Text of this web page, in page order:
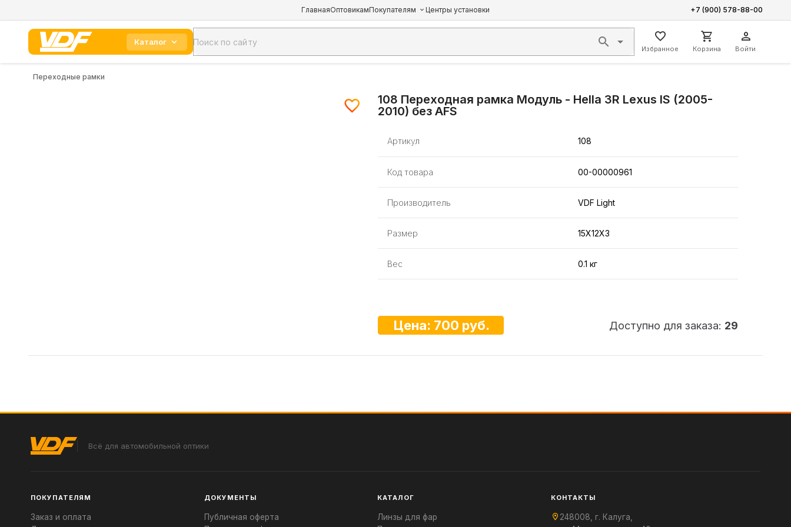
ГлавнаяОптовикамПокупателям Центры установки +7 (900) 578-88-00
Каталог
Избранное Корзина Войти
Переходные рамки
108 Переходная рамка Модуль - Hella 3R Lexus IS (2005-
2010) без AFS
Артикул 108
Код товара 00-00000961
Производитель VDF Light
Размер 15X12X3
Вес 0.1 кг
Цена: 700 руб. Доступно для заказа: 29
Всё для автомобильной оптики
ПОКУПАТЕЛЯМ
Заказ и оплата
ДОКУМЕНТЫ
Публичная оферта
КАТАЛОГ
Линзы для фар
КОНТАКТЫ
248008, г. Калуга,